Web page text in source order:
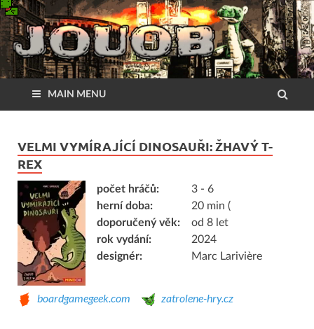
MAIN MENU
VELMI VYMÍRAJÍCÍ DINOSAUŘI: ŽHAVÝ T-
REX
počet hráčů:
3 - 6
herní doba:
20 min (
doporučený věk:
od 8 let
rok vydání:
2024
designér:
Marc Larivière
boardgamegeek.com zatrolene-hry.cz